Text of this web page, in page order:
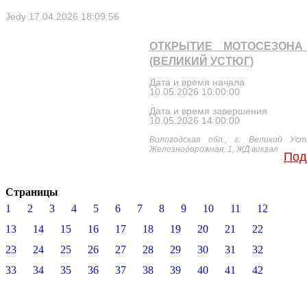
Jedy 17.04.2026 18:09:56
ОТКРЫТИЕ МОТОСЕЗОНА
(ВЕЛИКИЙ УСТЮГ)
Дата и время начала
10.05.2026 10:00:00
Дата и время завершения
10.05.2026 14:00:00
Вологодская обл., г. Великий
Железнодорожная, 1, ЖД вокзал
Страницы
1
2 3 4 5 6 7 8 9 10 11
12
13
14 15 16 17 18 19 20 21
22
23
24 25 26 27 28 29 30 31
32
33
34 35 36 37 38 39 40 41
42